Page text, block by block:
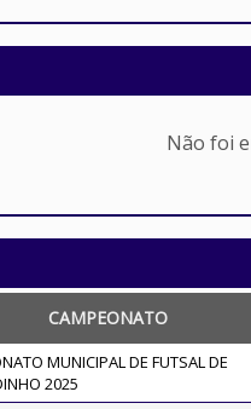
Não foi
CAMPEONATO
MUNICIPAL DE FUTSAL DE
2025